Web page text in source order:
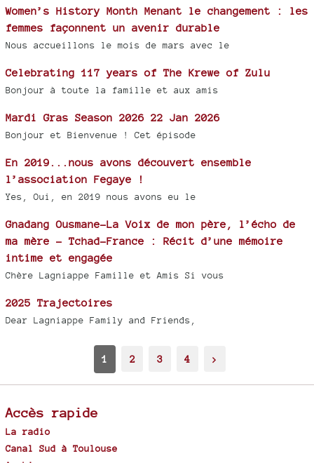
Women’s History Month Menant le changement : les
femmes façonnent un avenir durable
Nous accueillons le mois de mars avec le
Celebrating 117 years of The Krewe of Zulu
Bonjour à toute la famille et aux amis
Mardi Gras Season 2026 22 Jan 2026
Bonjour et Bienvenue ! Cet épisode
En 2019...nous avons découvert ensemble
l’association Fegaye !
Yes, Oui, en 2019 nous avons eu le
Gnadang Ousmane-La Voix de mon père, l’écho de
ma mère - Tchad-France : Récit d’une mémoire
intime et engagée
Chère Lagniappe Famille et Amis Si vous
2025 Trajectoires
Dear Lagniappe Family and Friends,
1 2 3 4 >
Accès rapide
La radio
Canal Sud à Toulouse